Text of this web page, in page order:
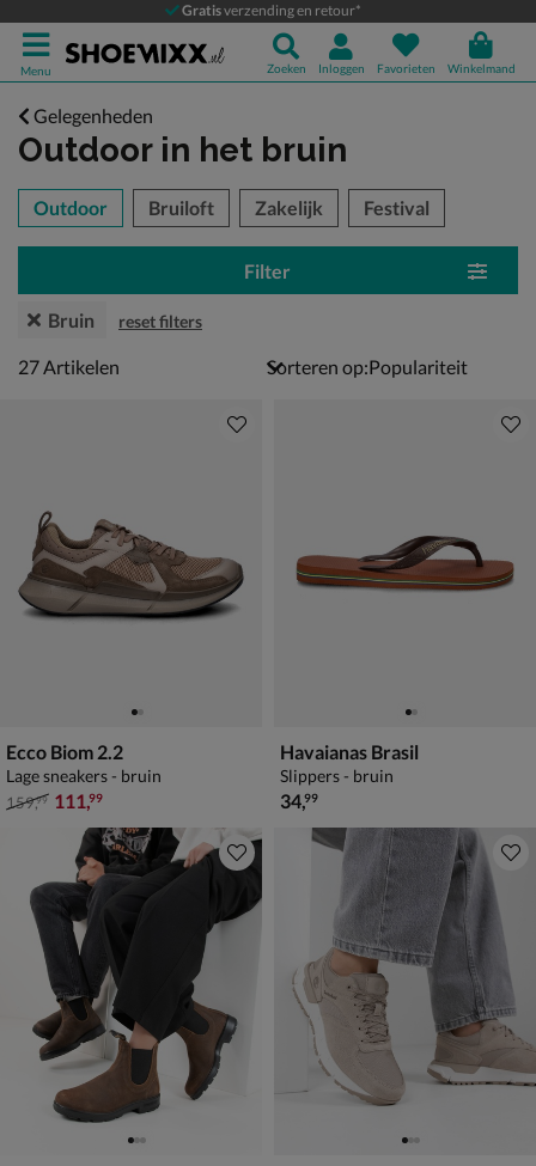
Gratisverzending en retour*
Menu Zoeken Inloggen Favorieten Winkelmand
Gelegenheden
Outdoor in het bruin
over
Outdoor Bruiloft Zakelijk Festival
Filter
Bruin reset filters
27 artikelen
27Artikelen Sorteren op:
Ecco Biom 2.2
Lage sneakers - bruin
van € 159,99 voor € 111,99
159,99 111,99
Havaianas Brasil
Slippers - bruin
€ 34,99
34,99